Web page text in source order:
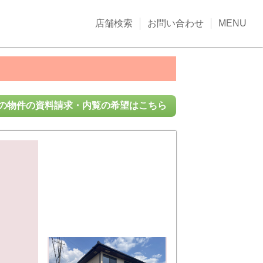
店舗検索 お問い合わせ MENU
物件の資料請求・内覧の希望はこちら